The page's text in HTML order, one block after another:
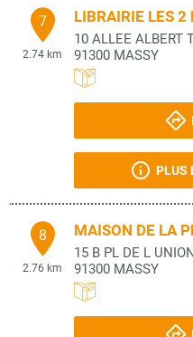
7
2.74 km
LIBRAIRIE LES 2
10 ALLEE ALBERT
91300 MASSY
PLUS
8
2.76 km
MAISON DE LA
15 B PL DE L
91300 MASSY